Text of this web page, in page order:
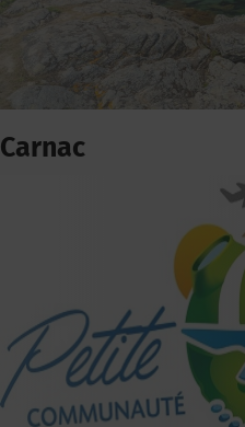
Carnac